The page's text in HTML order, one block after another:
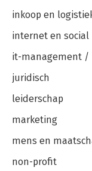
inkoop en
internet en social
it-management /
juridisch
leiderschap
marketing
mens en
non-profit